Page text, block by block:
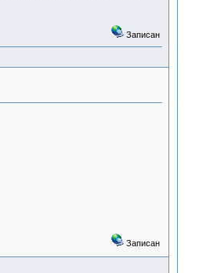
Записан
Записан